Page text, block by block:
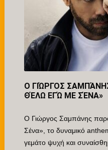
Ο ΓΙΏΡΓΟΣ
ΘΈΛΩ ΕΓΏ ΜΕ ΣΈΝΑ»
Ο Γιώργος Σαμπάνης
Σένα», το δυναμικό
γεμάτο ψυχή και